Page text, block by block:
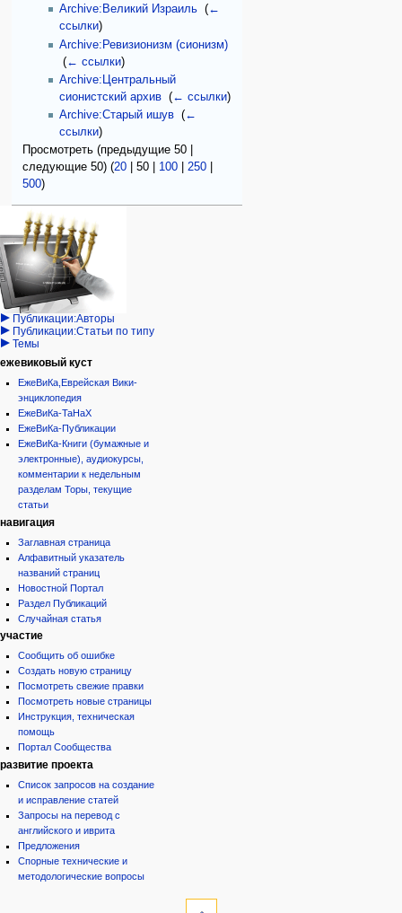
Archive:Великий Израиль ‎(←
ссылки)
Archive:Ревизионизм (сионизм)
‎(← ссылки)
Archive:Центральный
сионистский архив ‎(← ссылки)
Archive:Старый ишув ‎(←
ссылки)
Просмотреть (предыдущие 50
следующие 50) (20 |50 100 |250
500)
Навигация
персональные инструменты
войти
запрос
учётной
записи
категории
Израиль:Страна и
государство
Иудаизм
Народ
Проекты
Проекты/Участники/
дополнения
Публикации:Авторы
Публикации:Статьи по типу
Темы
ежевиковый куст
ЕжеВиКа,Еврейская Вики-
энциклопедия
ЕжеВиКа-ТаНаХ
ЕжеВиКа-Публикации
ЕжеВиКа-Книги (бумажные и
электронные), аудиокурсы,
комментарии к недельным
разделам Торы, текущие
статьи
навигация
Заглавная страница
Алфавитный указатель
названий страниц
Новостной Портал
Раздел Публикаций
Случайная статья
участие
Сообщить об ошибке
Создать новую страницу
Посмотреть свежие правки
Посмотреть новые страницы
Инструкция, техническая
помощь
Портал Сообщества
развитие проекта
Список запросов на создание
и исправление статей
Запросы на перевод с
английского и иврита
Предложения
Спорные технические и
методологические вопросы